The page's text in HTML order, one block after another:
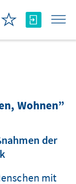
Wohnen”
der
mit